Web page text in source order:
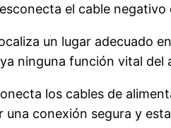
el cable
un lugar adecuado
ninguna función vital del
los cables de
una conexión segura y